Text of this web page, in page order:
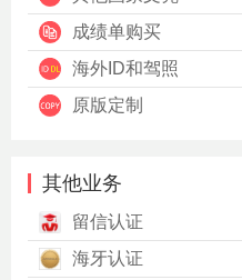
成绩单购买
海外ID和驾照
原版定制
其他业务
留信认证
海牙认证